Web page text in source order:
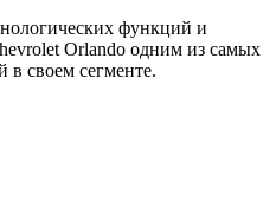
функций и
Orlando одним из самых
в своем сегменте.